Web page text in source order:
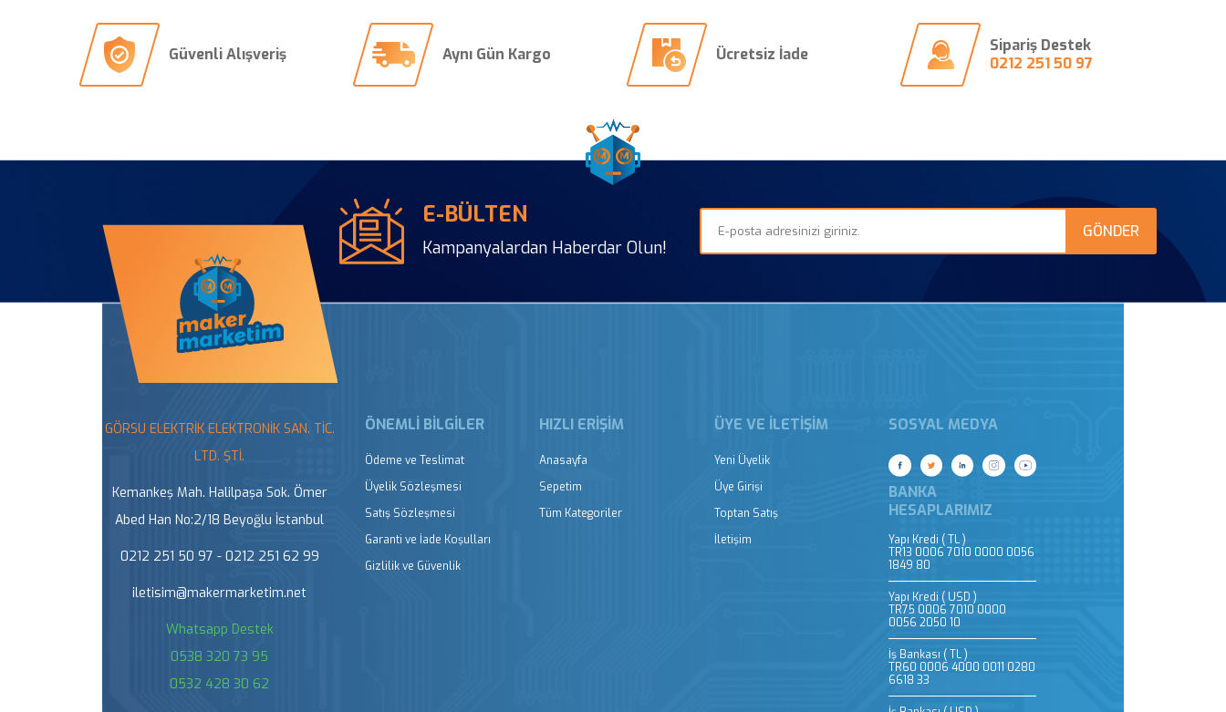
Güvenli Alışveriş Aynı Gün Kargo Ücretsiz İade
Sipariş Destek
0212 251 50 97
E-BÜLTEN
Kampanyalardan Haberdar Olun!
GÖRSU ELEKTRİK ELEKTRONİK SAN. TİC.
LTD. ŞTİ.
Kemankeş Mah. Halilpaşa Sok. Ömer
Abed Han No:2/18 Beyoğlu İstanbul
0212 251 50 97 - 0212 251 62 99
iletisim@makermarketim.net
Whatsapp Destek
0538 320 73 95
0532 428 30 62
ÖNEMLI BILGILER
Ödeme ve Teslimat
Üyelik Sözleşmesi
Satış Sözleşmesi
Garanti ve İade Koşulları
Gizlilik ve Güvenlik
HIZLI ERIŞIM
Anasayfa
Sepetim
Tüm Kategoriler
ÜYE VE İLETIŞIM
Yeni Üyelik
Üye Girişi
Toptan Satış
İletişim
SOSYAL MEDYA
BANKA
HESAPLARIMIZ
Yapı Kredi ( TL )
TR13 0006 7010 0000 0056
1849 80
Yapı Kredi ( USD )
TR75 0006 7010 0000
0056 2050 10
İş Bankası ( TL )
TR60 0006 4000 0011 0280
6618 33